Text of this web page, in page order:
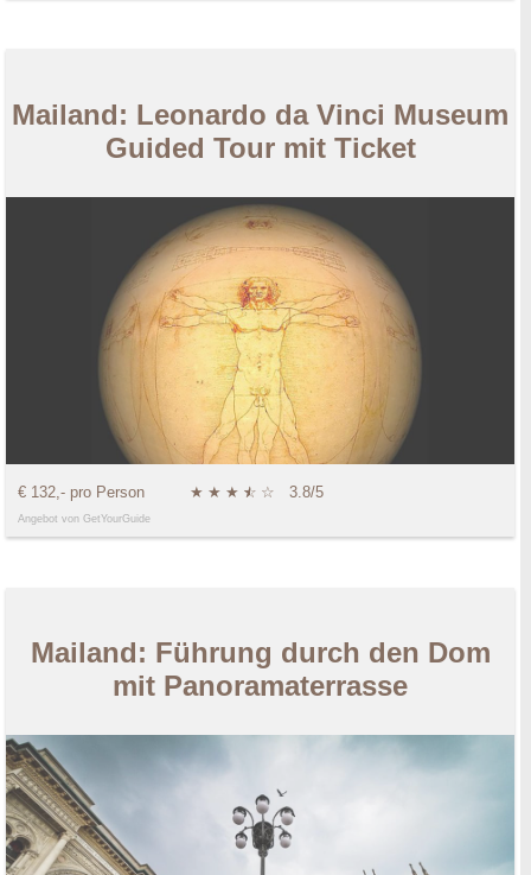
Mailand: Leonardo da Vinci Museum
Guided Tour mit Ticket
€ 132,- pro Person ★ ★ ★ ★
☆ ☆ 3.8/5
Angebot von GetYourGuide
Mailand: Führung durch den Dom
mit Panoramaterrasse